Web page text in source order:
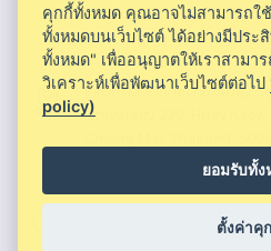
Information Technology
University 239, Huay Kaew
053943855 ,053943820
คุกกี้ทั้งหมด คุณอาจไม่สามารถใ
ทั้งหมดบนเว็บไซต์ ได้อย่างมีประ
ทั้งหมด" เพื่ออนุญาตให้เราสามา
วิเคราะห์เพื่อพัฒนาเว็บไซต์ต่อไป
policy)
ยอมรับทั้ง
ตั้งค่าคุ